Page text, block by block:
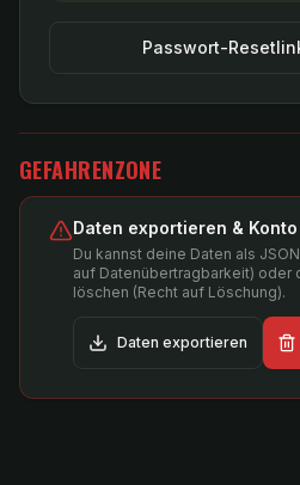
Passwort-
GEFAHRENZONE
Daten exportieren &
Du kannst deine Daten als
auf Datenübertragbarkeit) oder
löschen (Recht auf Löschung).
Daten exportieren